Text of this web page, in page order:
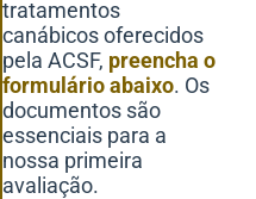
tratamentos
canábicos oferecidos
pela ACSF, preencha o
formulário abaixo. Os
documentos são
essenciais para a
nossa primeira
avaliação.